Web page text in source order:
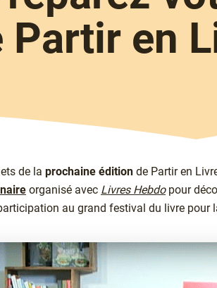
en
de la prochaine édition de Partir en
organisé avec Livres Hebdopour
au grand festival du livre pour